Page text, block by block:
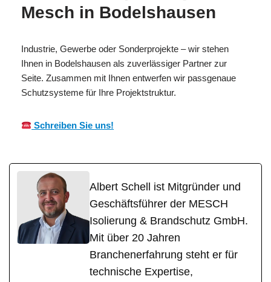
Mesch in Bodelshausen
Industrie, Gewerbe oder Sonderprojekte – wir stehen
Ihnen in Bodelshausen als zuverlässiger Partner zur
Seite. Zusammen mit Ihnen entwerfen wir passgenaue
Schutzsysteme für Ihre Projektstruktur.
Schreiben Sie uns!
Albert Schell ist Mitgründer und
Geschäftsführer der MESCH
Isolierung & Brandschutz GmbH.
Mit über 20 Jahren
Branchenerfahrung steht er für
technische Expertise,